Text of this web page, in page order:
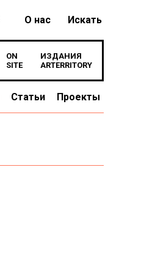
О нас Искать
ON
SITE
ИЗДАНИЯ
ARTERRITORY
Статьи Проекты